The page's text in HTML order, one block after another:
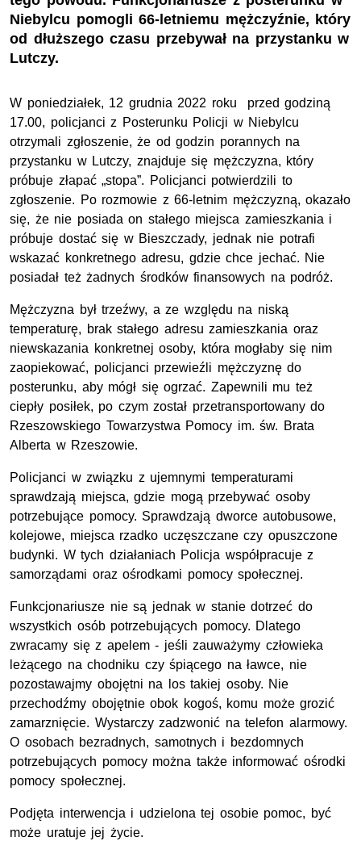
Niebylcu pomogli 66-letniemu mężczyźnie, który
od dłuższego czasu przebywał na przystanku w
Lutczy.
W poniedziałek, 12 grudnia 2022 roku przed godziną
17.00, policjanci z Posterunku Policji w Niebylcu
otrzymali zgłoszenie, że od godzin porannych na
przystanku w Lutczy, znajduje się mężczyzna, który
próbuje złapać „stopa”. Policjanci potwierdzili to
zgłoszenie. Po rozmowie z 66-letnim mężczyzną, okazało
się, że nie posiada on stałego miejsca zamieszkania i
próbuje dostać się w Bieszczady, jednak nie potrafi
wskazać konkretnego adresu, gdzie chce jechać. Nie
posiadał też żadnych środków finansowych na podróż.
Mężczyzna był trzeźwy, a ze względu na niską
temperaturę, brak stałego adresu zamieszkania oraz
niewskazania konkretnej osoby, która mogłaby się nim
zaopiekować, policjanci przewieźli mężczyznę do
posterunku, aby mógł się ogrzać. Zapewnili mu też
ciepły posiłek, po czym został przetransportowany do
Rzeszowskiego Towarzystwa Pomocy im. św. Brata
Alberta w Rzeszowie.
Policjanci w związku z ujemnymi temperaturami
sprawdzają miejsca, gdzie mogą przebywać osoby
potrzebujące pomocy. Sprawdzają dworce autobusowe,
kolejowe, miejsca rzadko uczęszczane czy opuszczone
budynki. W tych działaniach Policja współpracuje z
samorządami oraz ośrodkami pomocy społecznej.
Funkcjonariusze nie są jednak w stanie dotrzeć do
wszystkich osób potrzebujących pomocy. Dlatego
zwracamy się z apelem - jeśli zauważymy człowieka
leżącego na chodniku czy śpiącego na ławce, nie
pozostawajmy obojętni na los takiej osoby. Nie
przechodźmy obojętnie obok kogoś, komu może grozić
zamarznięcie. Wystarczy zadzwonić na telefon alarmowy.
O osobach bezradnych, samotnych i bezdomnych
potrzebujących pomocy można także informować ośrodki
pomocy społecznej.
Podjęta interwencja i udzielona tej osobie pomoc, być
może uratuje jej życie.